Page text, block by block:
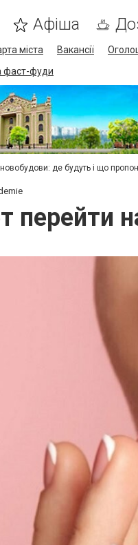
Афіша
міста Вакансії
фаст-фуди
де будуть і що
перейти